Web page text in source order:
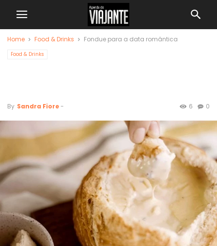
Home Food & Drinks Fondue para a data romântica
Food & Drinks
By Sandra Fiore- 0
6